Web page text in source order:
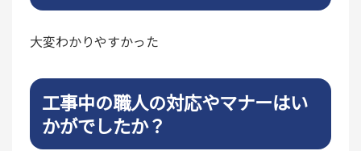
大変わかりやすかった
工事中の職人の対応やマナーはい
かがでしたか？